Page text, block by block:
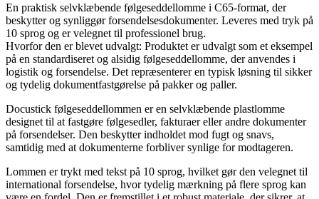
En praktisk selvklæbende følgeseddellomme i C65-format, der
beskytter og synliggør forsendelsesdokumenter. Leveres med tryk på
10 sprog og er velegnet til professionel brug.
Hvorfor den er blevet udvalgt: Produktet er udvalgt som et eksempel
på en standardiseret og alsidig følgeseddellomme, der anvendes i
logistik og forsendelse. Det repræsenterer en typisk løsning til sikker
og tydelig dokumentfastgørelse på pakker og paller.
Docustick følgeseddellommen er en selvklæbende plastlomme
designet til at fastgøre følgesedler, fakturaer eller andre dokumenter
på forsendelser. Den beskytter indholdet mod fugt og snavs,
samtidig med at dokumenterne forbliver synlige for modtageren.
Lommen er trykt med tekst på 10 sprog, hvilket gør den velegnet til
international forsendelse, hvor tydelig mærkning på flere sprog kan